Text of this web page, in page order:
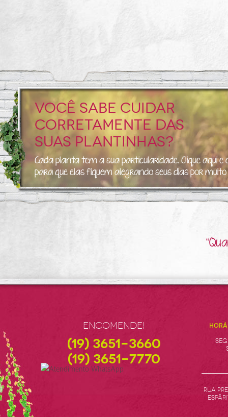
Você sabe cuidar
corretamente das
suas plantinhas?
Cada planta tem a sua particularidade. Clique aqui
para que elas fiquem alegrando seus dias por
Encomende!
(19) 3651-3660
(19) 3651-7770
Rua